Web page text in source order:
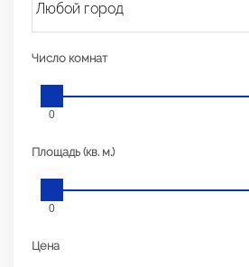
Число комнат
0
Площадь (кв. м.)
0
Цена